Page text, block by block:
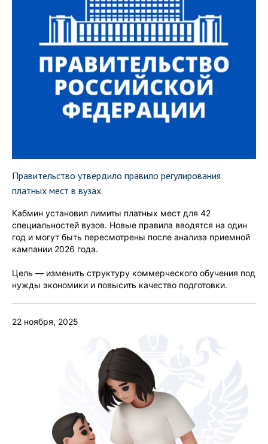
Правительство утвердило правило регулирования
платных мест в вузах
Кабмин установил лимиты платных мест для 42
специальностей вузов. Новые правила вводятся на один
год и могут быть пересмотрены после анализа приемной
кампании 2026 года.
Цель — изменить структуру коммерческого обучения под
нужды экономики и повысить качество подготовки.
22 ноября, 2025